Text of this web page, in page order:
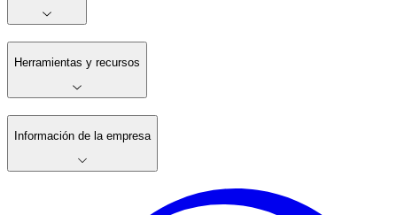
Herramientas y recursos
Información de la empresa